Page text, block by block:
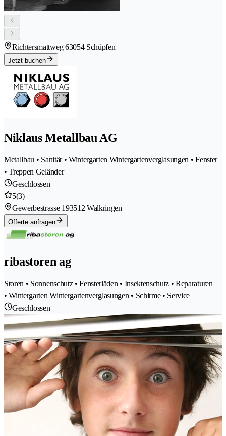
Richtersmattweg 63054 Schüpfen
Jetzt buchen
Niklaus Metallbau AG
Metallbau • Sanitär • Wintergarten Wintergartenverglasungen • Fenster
• Treppen Geländer
Geschlossen
5(3)
Gewerbestrasse 193512 Walkringen
Offerte anfragen
ribastoren ag
Storen • Sonnenschutz • Fensterläden • Insektenschutz • Reparaturen
• Wintergarten Wintergartenverglasungen • Schirme • Service
Geschlossen